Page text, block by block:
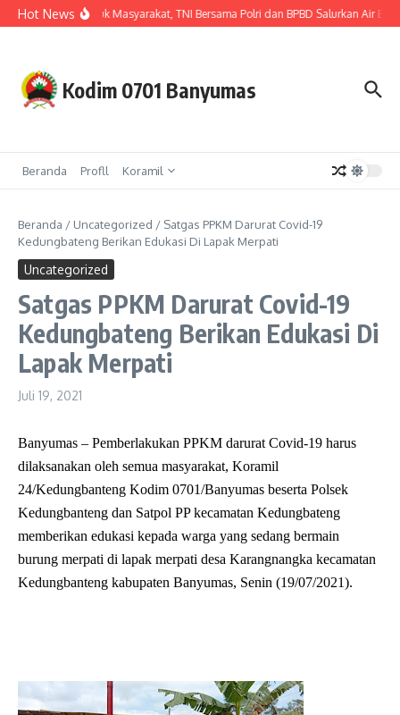
Lewati ke konten
Hot NewsHadir untuk Masyarakat, TNI Bersama Polri dan BPBD Salurkan Air
Kodim 0701 Banyumas
Beranda Profll Koramil
Beranda / Uncategorized / Satgas PPKM Darurat Covid-19
Kedungbateng Berikan Edukasi Di Lapak Merpati
Uncategorized
Satgas PPKM Darurat Covid-19
Kedungbateng Berikan Edukasi Di
Lapak Merpati
Juli 19, 2021
Banyumas – Pemberlakukan PPKM darurat Covid-19 harus
dilaksanakan oleh semua masyarakat, Koramil
24/Kedungbanteng Kodim 0701/Banyumas beserta Polsek
Kedungbanteng dan Satpol PP kecamatan Kedungbateng
memberikan edukasi kepada warga yang sedang bermain
burung merpati di lapak merpati desa Karangnangka kecamatan
Kedungbanteng kabupaten Banyumas, Senin (19/07/2021).